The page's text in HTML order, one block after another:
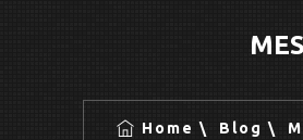
Home Blog